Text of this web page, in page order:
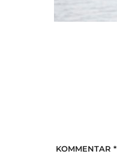
KOMMENTAR *